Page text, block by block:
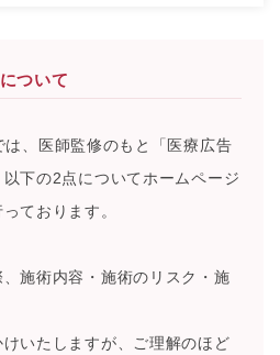
ついて
は、医師監修のもと「医療広告
下の2点についてホームページ
ております。
施術内容・施術のリスク・施
いたしますが、ご理解のほど